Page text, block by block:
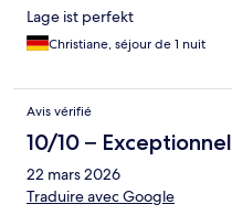
Lage ist perfekt
Christiane, séjour de 1 nuit
Avis vérifié
10/10 – Exceptionnel
22 mars 2026
Traduire avec Google